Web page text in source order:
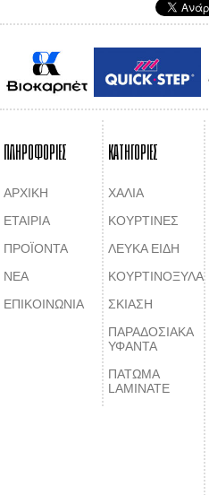
ΠΛΗΡΟΦΟΡΙΕΣ
ΑΡΧΙΚΗ
ΕΤΑΙΡΙΑ
ΠΡΟΪΟΝΤΑ
ΝΕΑ
ΕΠΙΚΟΙΝΩΝΙΑ
ΚΑΤΗΓΟΡΙΕΣ
ΧΑΛΙΑ
ΚΟΥΡΤΙΝΕΣ
ΛΕΥΚΑ ΕΙΔΗ
ΚΟΥΡΤΙΝΟΞΥΛΑ
ΣΚΙΑΣΗ
ΠΑΡΑΔΟΣΙΑΚΑ
ΥΦΑΝΤΑ
ΠΑΤΩΜΑ
LAMINATE